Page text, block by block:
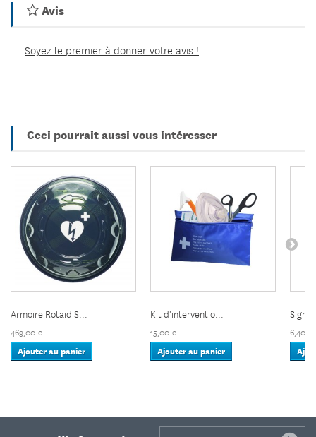
Avis
Soyez le premier à donner votre avis !
Ceci pourrait aussi vous intéresser
Armoire Rotaid S...
469,00 €
Ajouter au panier
Kit d'interventio...
15,00 €
Ajouter au panier
6,40 €